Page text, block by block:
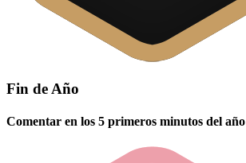
Fin de Año
Comentar en los 5 primeros minutos del año